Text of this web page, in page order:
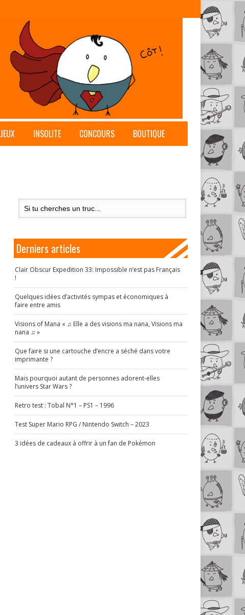
JEUX INSOLITE CONCOURS BOUTIQUE
Derniers articles
Clair Obscur Expedition 33: Impossible n’est pas Français
!
Quelques idées d’activités sympas et économiques à
faire entre amis
Visions of Mana « ♫ Elle a des visions ma nana, Visions ma
nana ♫ »
Que faire si une cartouche d’encre a séché dans votre
imprimante ?
Mais pourquoi autant de personnes adorent-elles
l’univers Star Wars ?
Retro test : Tobal N°1 – PS1 – 1996
Test Super Mario RPG / Nintendo Switch – 2023
3 idées de cadeaux à offrir à un fan de Pokémon